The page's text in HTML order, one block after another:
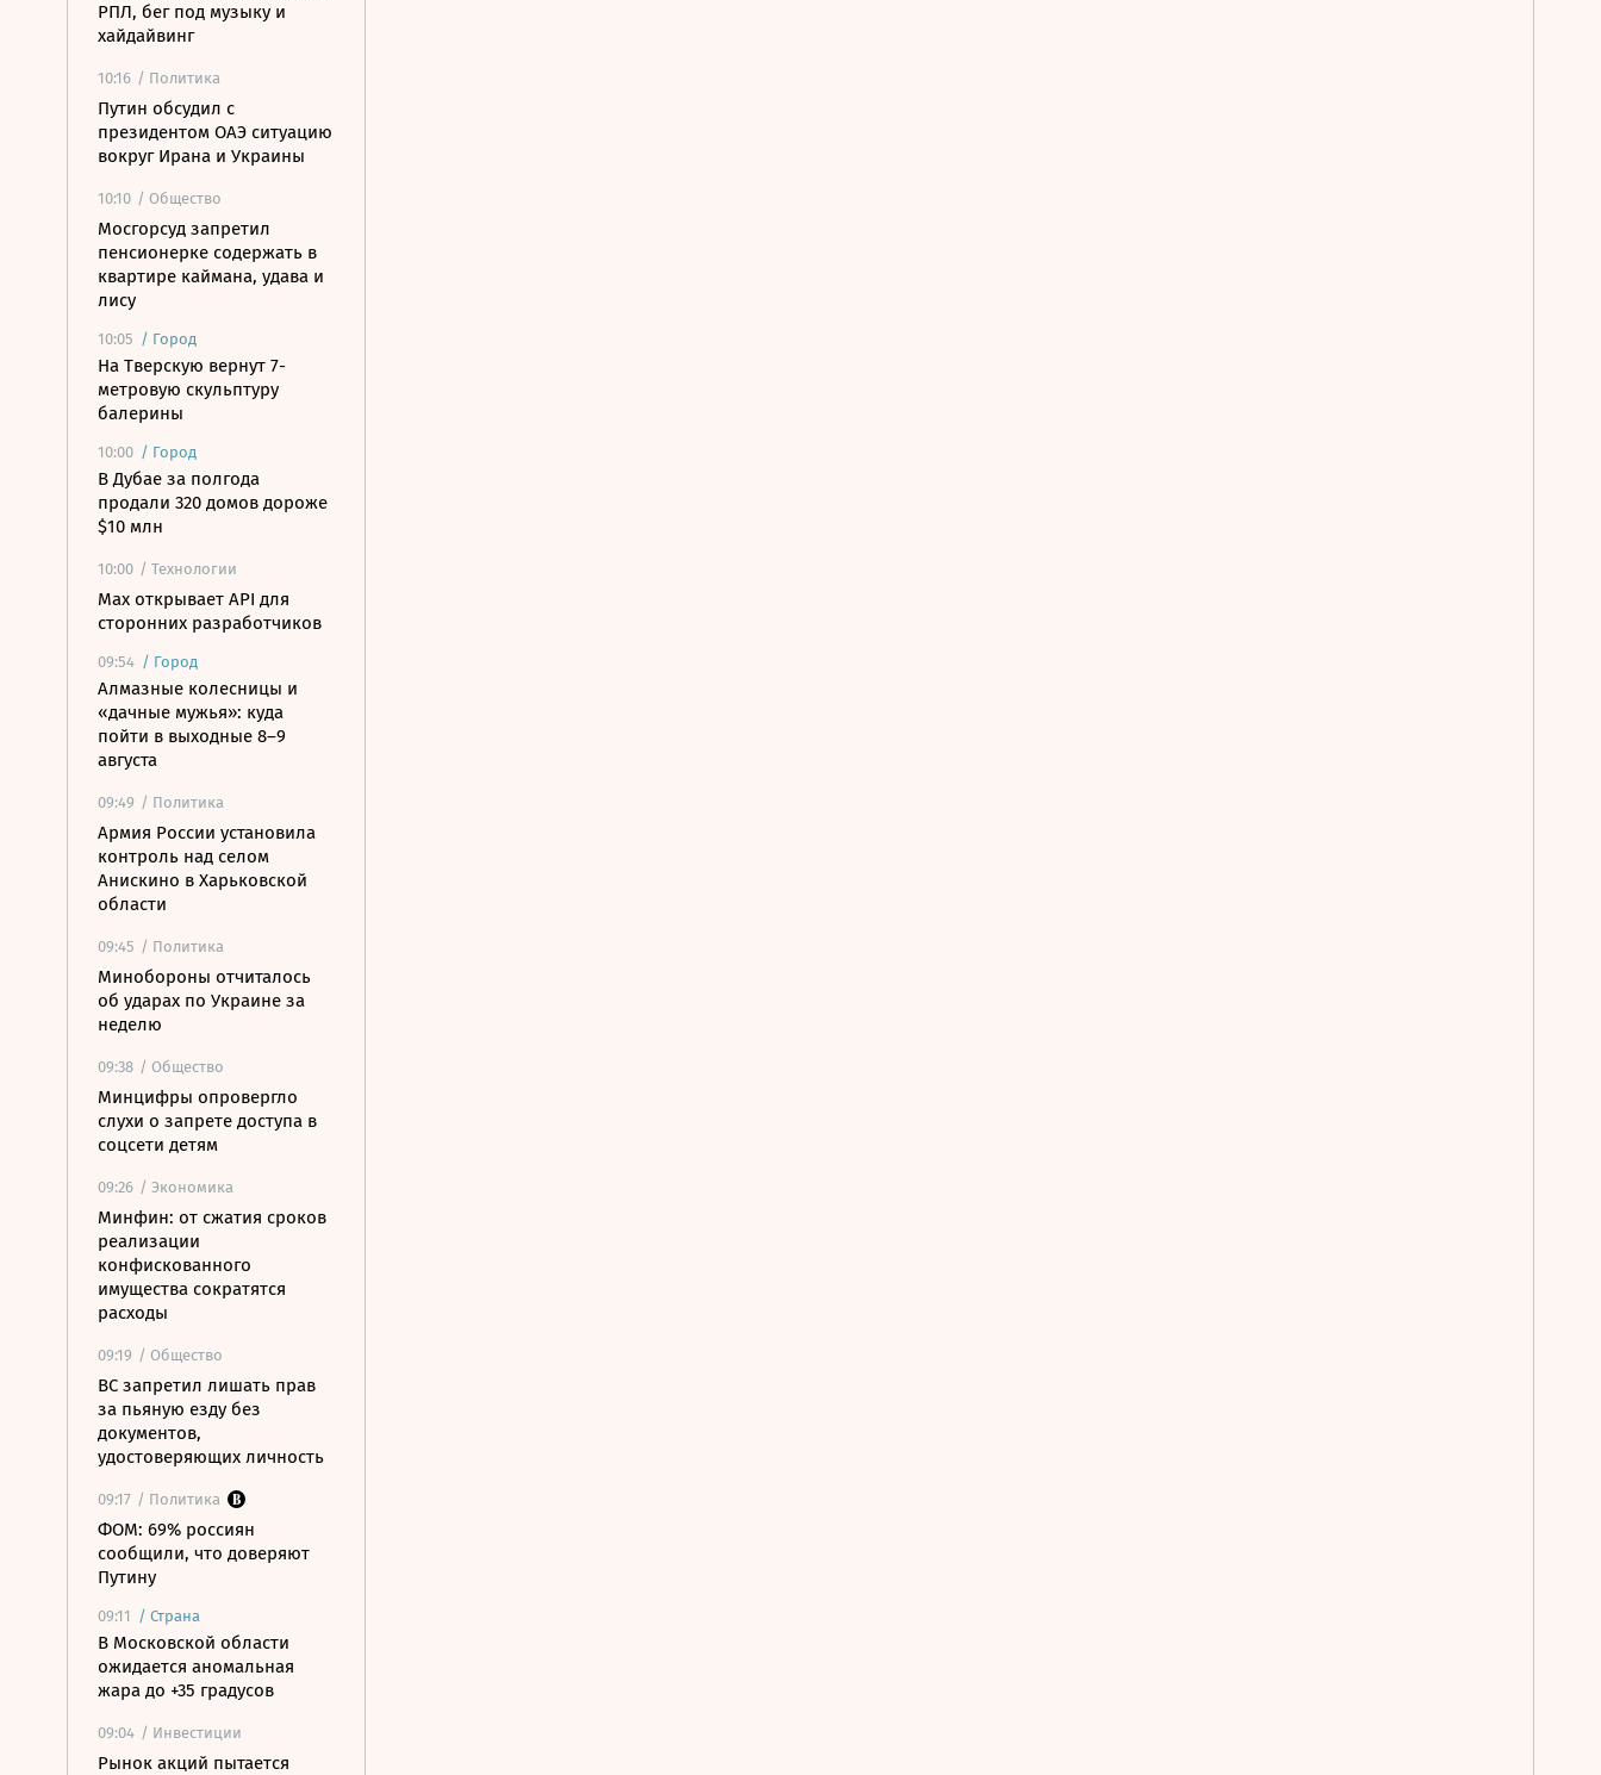
РПЛ, бег под музыку и
хайдайвинг
10:16 / Политика
Путин обсудил с
президентом ОАЭ ситуацию
вокруг Ирана и Украины
10:10 / Общество
Мосгорсуд запретил
пенсионерке содержать в
квартире каймана, удава и
лису
10:05 / Город
На Тверскую вернут 7-
метровую скульптуру
балерины
10:00 / Город
В Дубае за полгода
продали 320 домов дороже
$10 млн
10:00 / Технологии
Mах открывает API для
сторонних разработчиков
09:54 / Город
Алмазные колесницы и
«дачные мужья»: куда
пойти в выходные 8–9
августа
09:49 / Политика
Армия России установила
контроль над селом
Анискино в Харьковской
области
09:45 / Политика
Минобороны отчиталось
об ударах по Украине за
неделю
09:38 / Общество
Минцифры опровергло
слухи о запрете доступа в
соцсети детям
09:26 / Экономика
Минфин: от сжатия сроков
реализации
конфискованного
имущества сократятся
расходы
09:19 / Общество
ВС запретил лишать прав
за пьяную езду без
документов,
удостоверяющих личность
09:17 / Политика
ФОМ: 69% россиян
сообщили, что доверяют
Путину
09:11 / Страна
В Московской области
ожидается аномальная
жара до +35 градусов
09:04 / Инвестиции
Рынок акций пытается